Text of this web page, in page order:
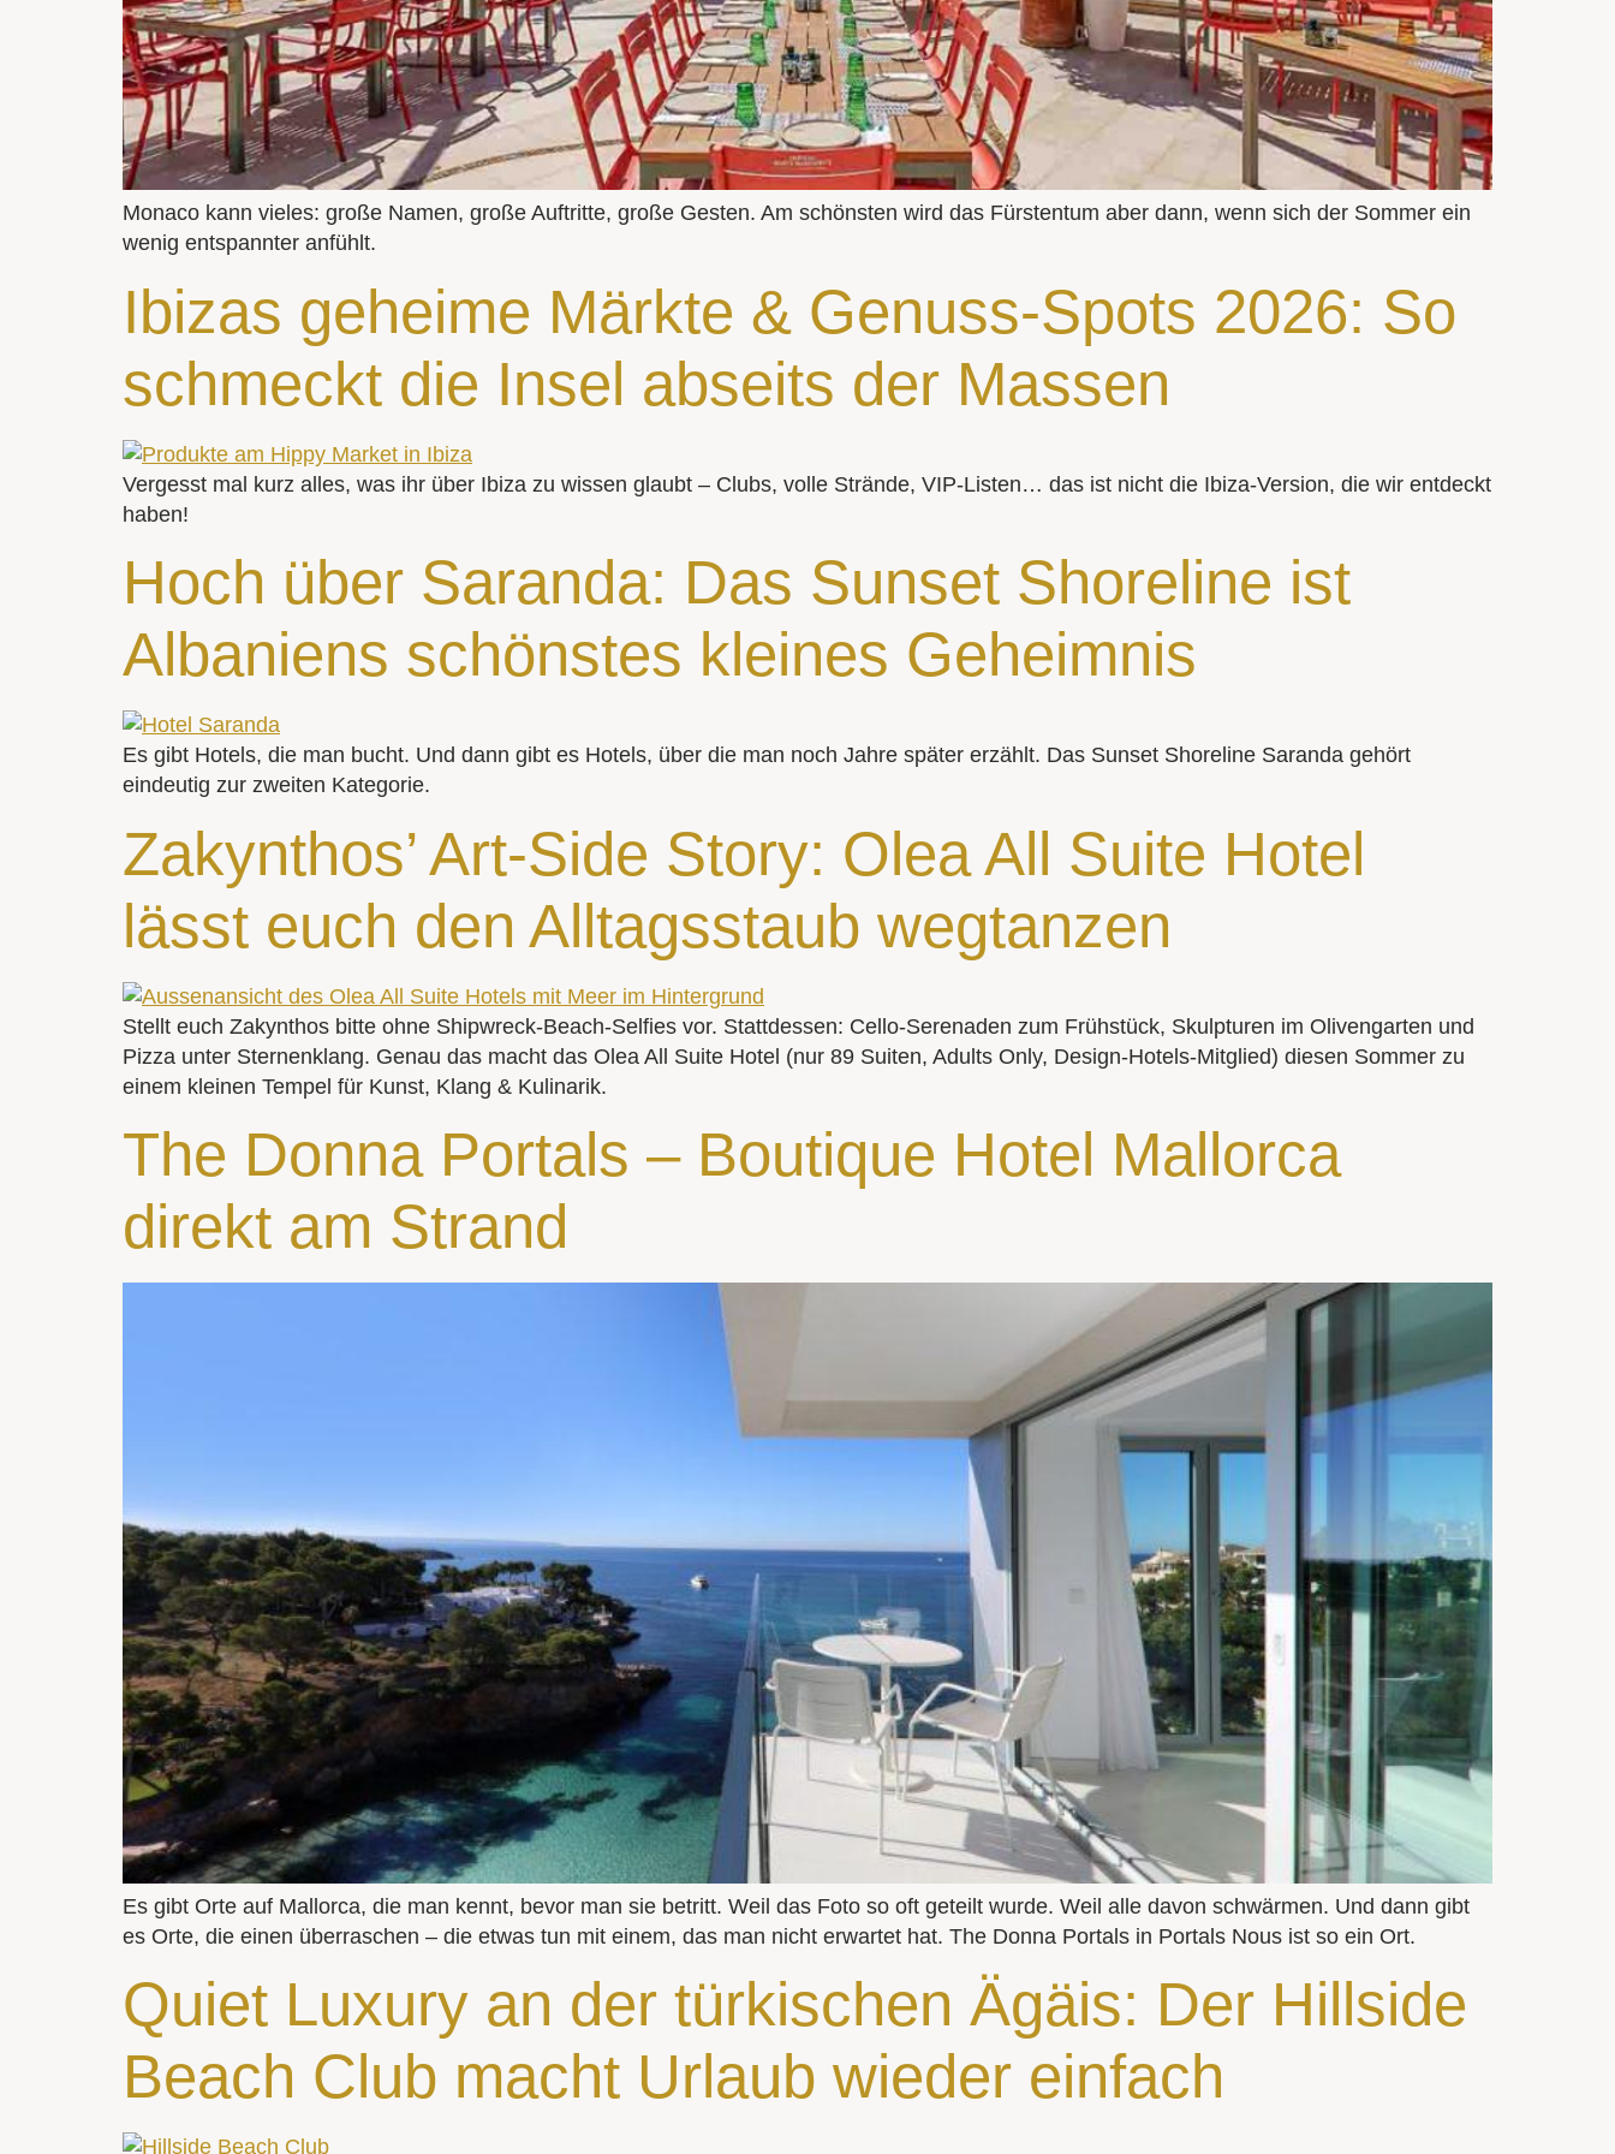
Monaco kann vieles: große Namen, große Auftritte, große Gesten. Am schönsten wird das Fürstentum aber dann, wenn sich der Sommer ein
wenig entspannter anfühlt.
Ibizas geheime Märkte & Genuss-Spots 2026: So
schmeckt die Insel abseits der Massen
Vergesst mal kurz alles, was ihr über Ibiza zu wissen glaubt – Clubs, volle Strände, VIP-Listen… das ist nicht die Ibiza-Version, die wir entdeckt
haben!
Hoch über Saranda: Das Sunset Shoreline ist
Albaniens schönstes kleines Geheimnis
Es gibt Hotels, die man bucht. Und dann gibt es Hotels, über die man noch Jahre später erzählt. Das Sunset Shoreline Saranda gehört
eindeutig zur zweiten Kategorie.
Zakynthos’ Art-Side Story: Olea All Suite Hotel
lässt euch den Alltagsstaub wegtanzen
Stellt euch Zakynthos bitte ohne Shipwreck-Beach-Selfies vor. Stattdessen: Cello-Serenaden zum Frühstück, Skulpturen im Olivengarten und
Pizza unter Sternenklang. Genau das macht das Olea All Suite Hotel (nur 89 Suiten, Adults Only, Design-Hotels-Mitglied) diesen Sommer zu
einem kleinen Tempel für Kunst, Klang & Kulinarik.
The Donna Portals – Boutique Hotel Mallorca
direkt am Strand
Es gibt Orte auf Mallorca, die man kennt, bevor man sie betritt. Weil das Foto so oft geteilt wurde. Weil alle davon schwärmen. Und dann gibt
es Orte, die einen überraschen – die etwas tun mit einem, das man nicht erwartet hat. The Donna Portals in Portals Nous ist so ein Ort.
Quiet Luxury an der türkischen Ägäis: Der Hillside
Beach Club macht Urlaub wieder einfach